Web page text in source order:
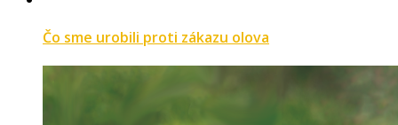
Čo sme urobili proti zákazu olova